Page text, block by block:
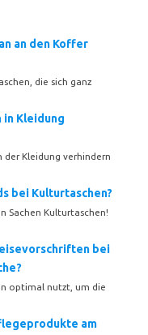
an den Koffer
die sich ganz
in Kleidung
der Kleidung verhindern
bei Kulturtaschen?
Sachen Kulturtaschen!
bei
optimal nutzt, um die
am